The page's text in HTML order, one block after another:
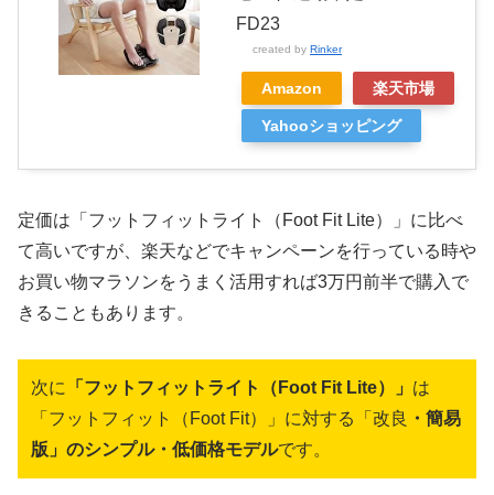
FD23
created by Rinker
Amazon 楽天市場
Yahooショッピング
定価は「フットフィットライト（Foot Fit Lite）」に比べ
て高いですが、楽天などでキャンペーンを行っている時や
お買い物マラソンをうまく活用すれば3万円前半で購入で
きることもあります。
次に 「フットフィットライト（Foot Fit Lite）」 は
「フットフィット（Foot Fit）」に対する「改良 ・簡易
版」のシンプル・低価格モデルです。